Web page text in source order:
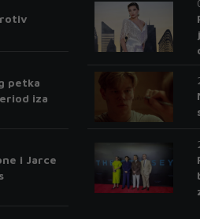
petka
iza
i Jarce